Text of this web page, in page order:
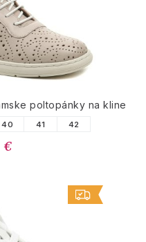
poltopánky na kline
40 41 42
€